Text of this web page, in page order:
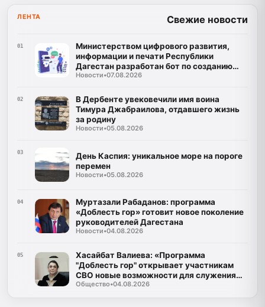
ЛЕНТА Свежие новости
01
Министерством цифрового развития,
информации и печати Республики
Дагестан разработан бот по созданию
корпусов национальных языков народов
Новости•07.08.2026
02
В Дербенте увековечили имя воина
Тимура Джабраилова, отдавшего жизнь
за родину
Новости•05.08.2026
03
День Каспия: уникальное море на пороге
перемен
Новости•05.08.2026
04
Муртазали Рабаданов: программа
«Доблесть гор» готовит новое поколение
руководителей Дагестана
Новости•04.08.2026
05
Хасайбат Валиева: «Программа
"Доблесть гор" открывает участникам
СВО новые возможности для служения
Дагестану»
Общество•04.08.2026